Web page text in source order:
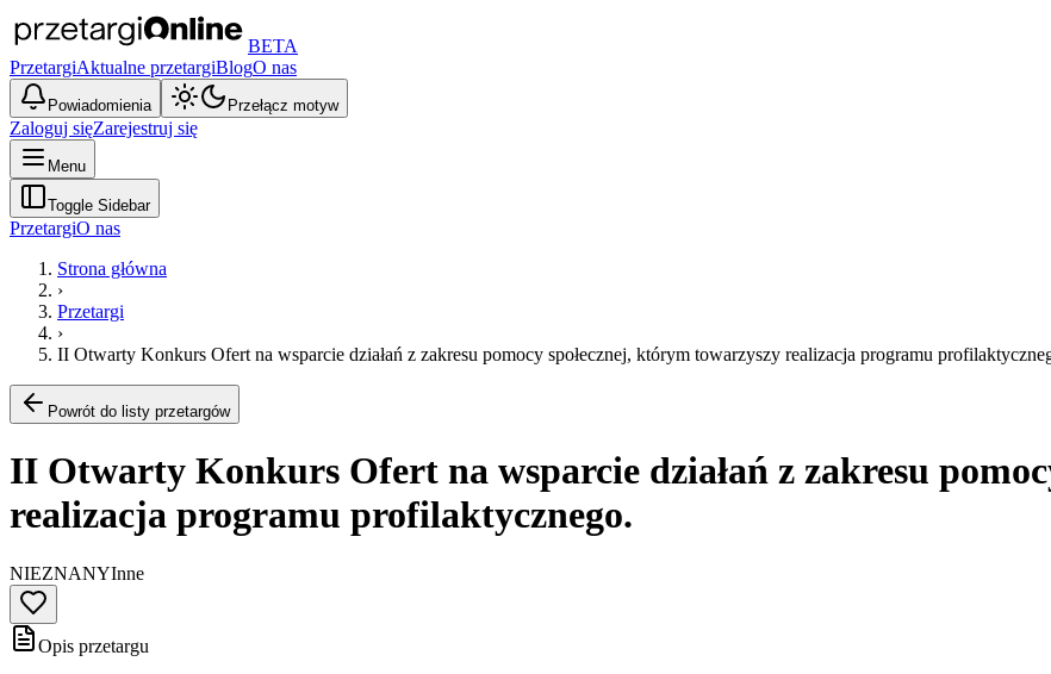
BETA
PrzetargiAktualne przetargiBlogO nas
Powiadomienia Przełącz motyw
Zaloguj sięZarejestruj się
Menu
Toggle Sidebar
PrzetargiO nas
Strona główna
›
Przetargi
›
II Otwarty Konkurs Ofert na wsparcie działań z zakresu pomocy społecznej, którym towarzyszy realizacja programu
Powrót do listy przetargów
II Otwarty Konkurs Ofert na wsparcie działań z zakresu
realizacja programu profilaktycznego.
NIEZNANYInne
Opis przetargu